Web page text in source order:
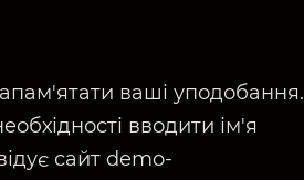
ваші уподобання.
вводити ім'я
сайт demo-